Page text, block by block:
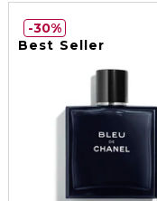
Best Seller
30%